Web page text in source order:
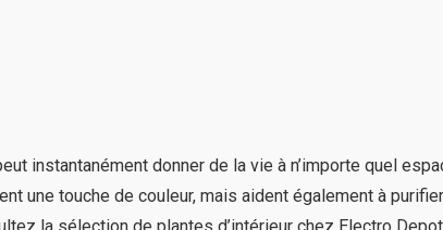
instantanément donner de la vie à n’importe quel
une touche de couleur, mais aident également à
la sélection de plantes d’intérieur chez Electro